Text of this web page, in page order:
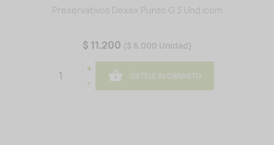
Preservativos Dexex Punto G 3 Und Icom
$ 11.200 ($ 6.000 Unidad)
+
-
 ÚSTELE AL CANASTO